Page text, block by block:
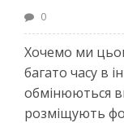
0
Хочемо ми
багато часу в
обмінюються
розміщують